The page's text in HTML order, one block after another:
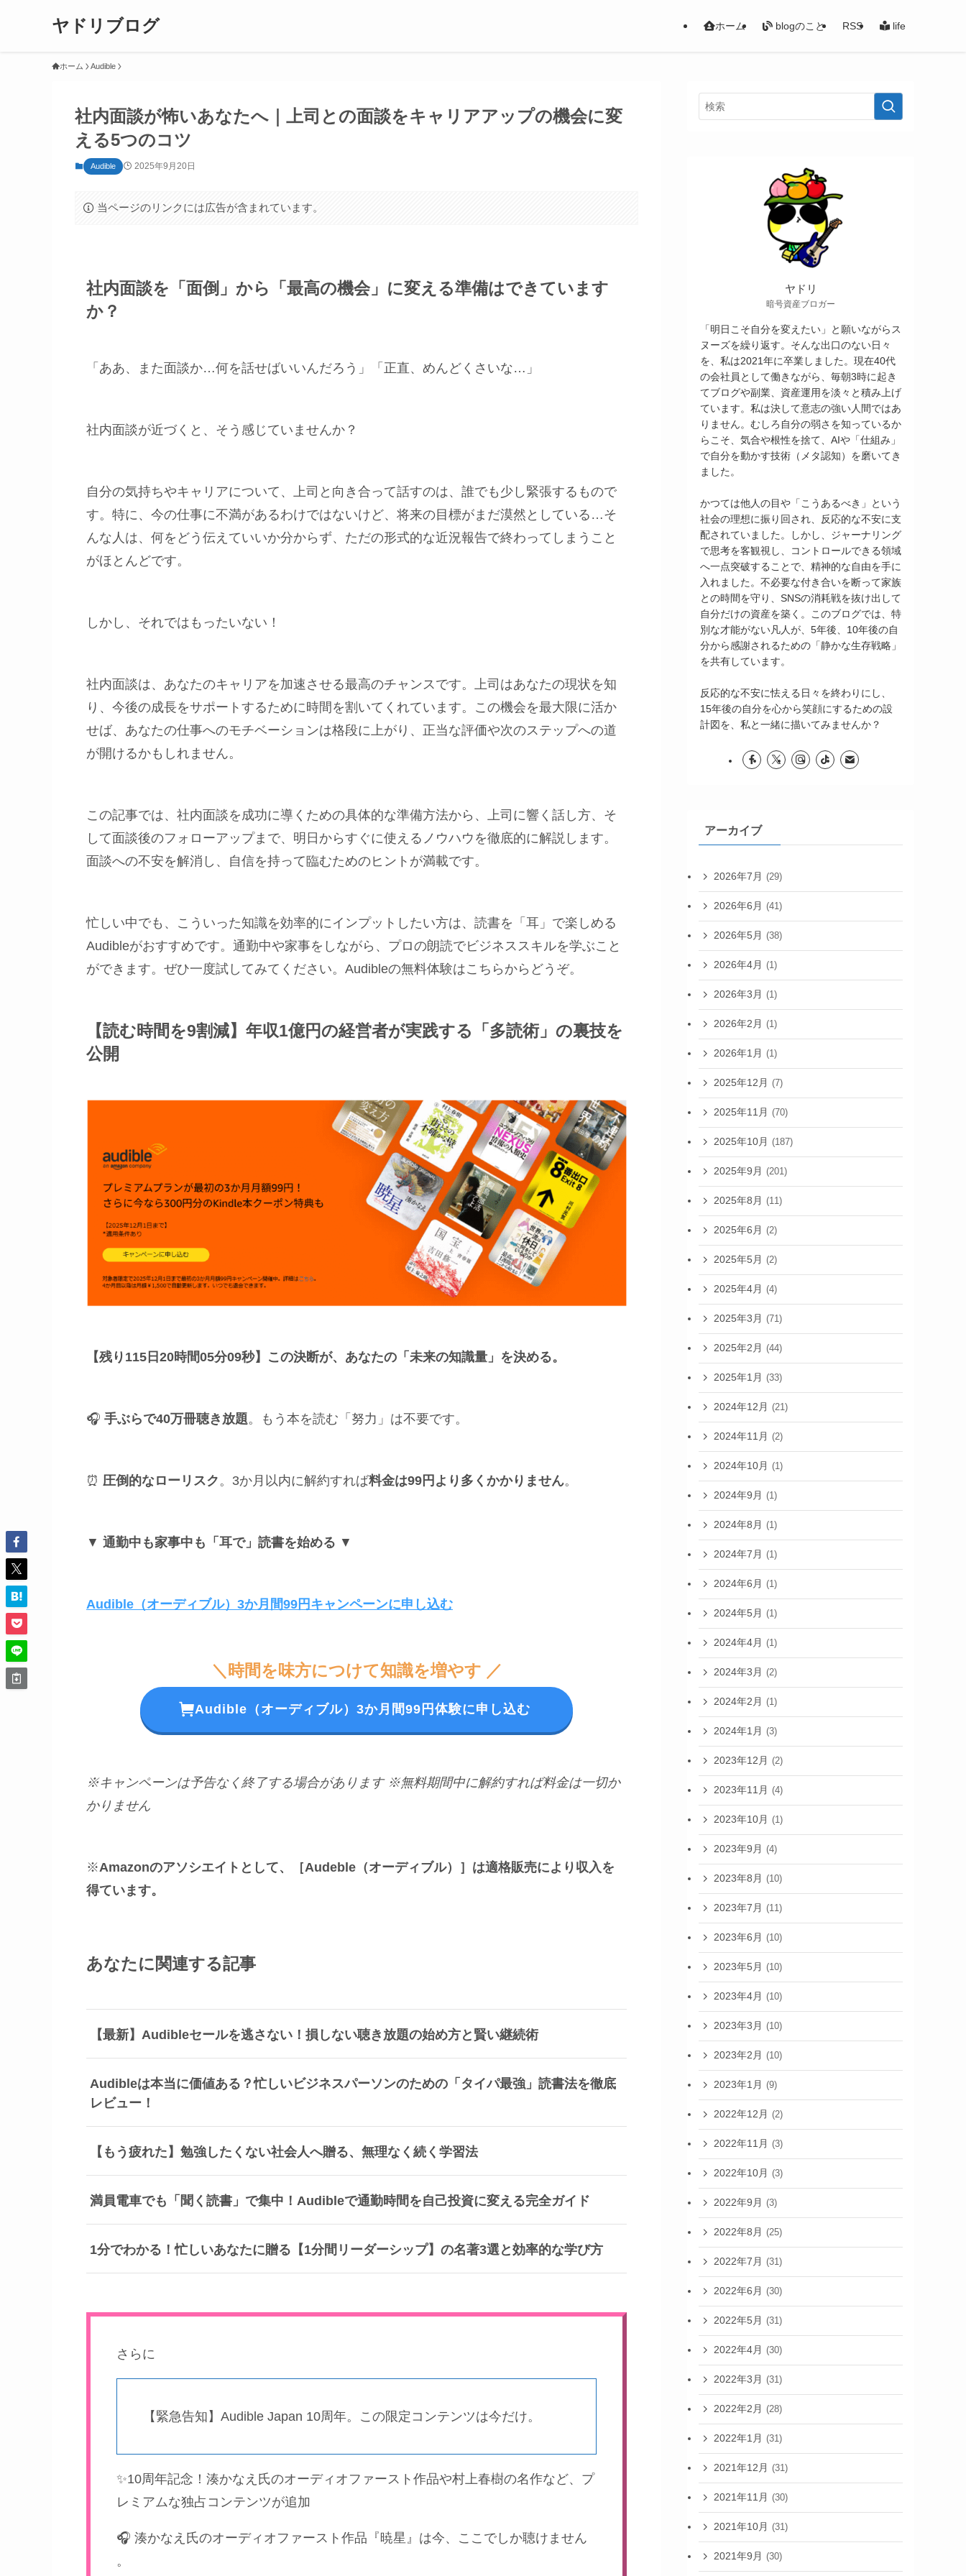
ヤドリブログ ホーム blogのこと RSS life
ホーム Audible
社内面談が怖いあなたへ｜上司との面談をキャリアアップの機会に変
える5つのコツ
Audible 2025年9月20日
当ページのリンクには広告が含まれています。
社内面談を「面倒」から「最高の機会」に変える準備はできています
か？
「ああ、また面談か…何を話せばいいんだろう」「正直、めんどくさいな…」
社内面談が近づくと、そう感じていませんか？
自分の気持ちやキャリアについて、上司と向き合って話すのは、誰でも少し緊張するもので
す。特に、今の仕事に不満があるわけではないけど、将来の目標がまだ漠然としている…そ
んな人は、何をどう伝えていいか分からず、ただの形式的な近況報告で終わってしまうこと
がほとんどです。
しかし、それではもったいない！
社内面談は、あなたのキャリアを加速させる最高のチャンスです。上司はあなたの現状を知
り、今後の成長をサポートするために時間を割いてくれています。この機会を最大限に活か
せば、あなたの仕事へのモチベーションは格段に上がり、正当な評価や次のステップへの道
が開けるかもしれません。
この記事では、社内面談を成功に導くための具体的な準備方法から、上司に響く話し方、そ
して面談後のフォローアップまで、明日からすぐに使えるノウハウを徹底的に解説します。
面談への不安を解消し、自信を持って臨むためのヒントが満載です。
忙しい中でも、こういった知識を効率的にインプットしたい方は、読書を「耳」で楽しめる
Audibleがおすすめです。通勤中や家事をしながら、プロの朗読でビジネススキルを学ぶこと
ができます。ぜひ一度試してみてください。Audibleの無料体験はこちらからどうぞ。
【読む時間を9割減】年収1億円の経営者が実践する「多読術」の裏技を
公開
【残り115日20時間05分08秒】 この決断が、あなたの「未来の知識量」を決める。
🎧 手ぶらで40万冊聴き放題。もう本を読む「努力」は不要です。
⏰ 圧倒的なローリスク 。3か月以内に解約すれば料金は99円より多くかかりません。
▼ 通勤中も家事中も「耳で」読書を始める ▼
Audible（オーディブル）3か月間99円キャンペーンに申し込む
＼時間を味方につけて知識を増やす ／
Audible（オーディブル）3か月間99円体験に申し込む
※キャンペーンは予告なく終了する場合があります ※無料期間中に解約すれば料金は一切か
かりません
※Amazonのアソシエイトとして、［Audeble（オーディブル）］は適格販売により収入を
得ています。
あなたに関連する記事
【最新】Audibleセールを逃さない！損しない聴き放題の始め方と賢い継続術
Audibleは本当に価値ある？忙しいビジネスパーソンのための「タイパ最強」読書法を徹底
レビュー！
【もう疲れた】勉強したくない社会人へ贈る、無理なく続く学習法
満員電車でも「聞く読書」で集中！Audibleで通勤時間を自己投資に変える完全ガイド
1分でわかる！忙しいあなたに贈る【1分間リーダーシップ】の名著3選と効率的な学び方
さらに
【緊急告知】Audible Japan 10周年。この限定コンテンツは今だけ。
✨10周年記念！湊かなえ氏のオーディオファースト作品や村上春樹の名作など、プ
レミアムな独占コンテンツが追加
🎧 湊かなえ氏のオーディオファースト作品『暁星』は今、ここでしか聴けません
。
ヤドリ
暗号資産ブロガー
「明日こそ自分を変えたい」と願いながらス
ヌーズを繰り返す。そんな出口のない日々
を、私は2021年に卒業しました。現在40代
の会社員として働きながら、毎朝3時に起き
てブログや副業、資産運用を淡々と積み上げ
ています。私は決して意志の強い人間ではあ
りません。むしろ自分の弱さを知っているか
らこそ、気合や根性を捨て、AIや「仕組み」
で自分を動かす技術（メタ認知）を磨いてき
ました。
かつては他人の目や「こうあるべき」という
社会の理想に振り回され、反応的な不安に支
配されていました。しかし、ジャーナリング
で思考を客観視し、コントロールできる領域
へ一点突破することで、精神的な自由を手に
入れました。不必要な付き合いを断って家族
との時間を守り、SNSの消耗戦を抜け出して
自分だけの資産を築く。このブログでは、特
別な才能がない凡人が、5年後、10年後の自
分から感謝されるための「静かな生存戦略」
を共有しています。
反応的な不安に怯える日々を終わりにし、
15年後の自分を心から笑顔にするための設
計図を、私と一緒に描いてみませんか？
アーカイブ
2026年7月 (29)
2026年6月 (41)
2026年5月 (38)
2026年4月 (1)
2026年3月 (1)
2026年2月 (1)
2026年1月 (1)
2025年12月 (7)
2025年11月 (70)
2025年10月 (187)
2025年9月 (201)
2025年8月 (11)
2025年6月 (2)
2025年5月 (2)
2025年4月 (4)
2025年3月 (71)
2025年2月 (44)
2025年1月 (33)
2024年12月 (21)
2024年11月 (2)
2024年10月 (1)
2024年9月 (1)
2024年8月 (1)
2024年7月 (1)
2024年6月 (1)
2024年5月 (1)
2024年4月 (1)
2024年3月 (2)
2024年2月 (1)
2024年1月 (3)
2023年12月 (2)
2023年11月 (4)
2023年10月 (1)
2023年9月 (4)
2023年8月 (10)
2023年7月 (11)
2023年6月 (10)
2023年5月 (10)
2023年4月 (10)
2023年3月 (10)
2023年2月 (10)
2023年1月 (9)
2022年12月 (2)
2022年11月 (3)
2022年10月 (3)
2022年9月 (3)
2022年8月 (25)
2022年7月 (31)
2022年6月 (30)
2022年5月 (31)
2022年4月 (30)
2022年3月 (31)
2022年2月 (28)
2022年1月 (31)
2021年12月 (31)
2021年11月 (30)
2021年10月 (31)
2021年9月 (30)